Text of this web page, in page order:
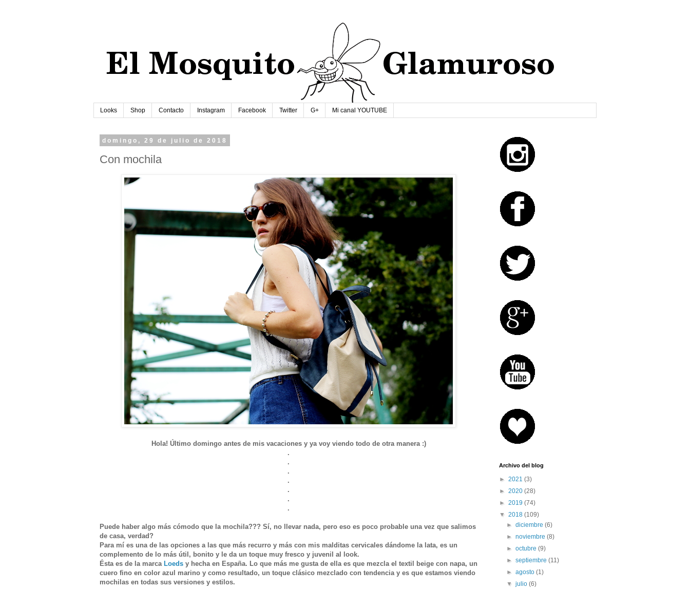
Looks Shop Contacto Instagram Facebook Twitter G+ Mi canal YOUTUBE
domingo, 29 de julio de 2018
Con mochila
Hola! Último domingo antes de mis vacaciones y ya voy viendo todo de otra manera :)
.
.
.
.
.
.
.
Puede haber algo más cómodo que la mochila??? Sí, no llevar nada, pero eso es poco probable una vez que salimos
de casa, verdad?
Para mí es una de las opciones a las que más recurro y más con mis malditas cervicales dándome la lata, es un
complemento de lo más útil, bonito y le da un toque muy fresco y juvenil al look.
Ésta es de la marca Loeds y hecha en España. Lo que más me gusta de ella es que mezcla el textil beige con napa, un
cuero fino en color azul marino y como resultado, un toque clásico mezclado con tendencia y es que estamos viendo
mochilas en todas sus versiones y estilos.
Archivo del blog
► 2021 (3)
► 2020 (28)
► 2019 (74)
▼ 2018 (109)
►diciembre(6)
►noviembre(8)
►octubre(9)
►septiembre(11)
►agosto(1)
▼julio(6)